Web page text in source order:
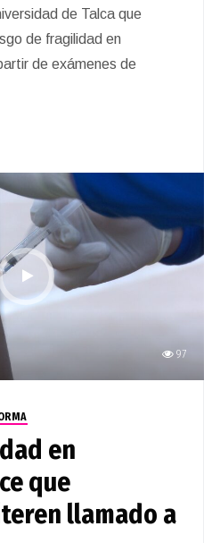
de Talca que
de fragilidad en
de exámenes de
97
en
que
llamado a